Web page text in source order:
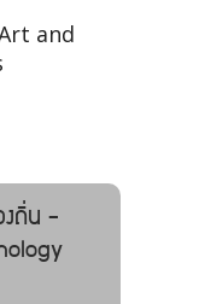
and
งถิ่น -